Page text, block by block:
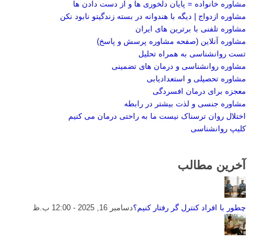
مشاوره خانواده = پایان دلخوری ها و از دست دادن ها
مشاوره ازدواج | دیگه با هندوانه در بسته زندگیتو نابود نکن
مشاوره تلفنی با برترین های ایران
مشاوره آنلاین (صفحه مشاوره پرسش و پاسخ)
تست روانشناسی به همراه تحلیل
مشاوره روانشناسی و درمان های تضمینی
مشاوره تحصیلی و استعدادیابی
معجزه برای درمان افسردگی
مشاوره جنسی و لذت بیشتر در رابطه
اختلال روان ترسناک نیست ما به راحتی درمان می کنیم
کلیپ روانشناسی
آخرین مطالب
چطور با افراد کنترل گر رفتار کنیم؟دسامبر 16, 2025 - 12:00 ب.ظ